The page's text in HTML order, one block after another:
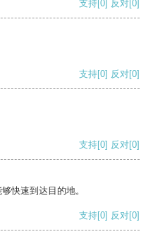
支持[0] 反对[0]
支持[0] 反对[0]
支持[0] 反对[0]
快速到达目的地。
支持[0] 反对[0]